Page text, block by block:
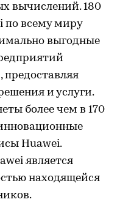
вычислений. 180
по всему миру
выгодные
предоставляя
и услуги.
более чем в 170
Huawei.
является
находящейся